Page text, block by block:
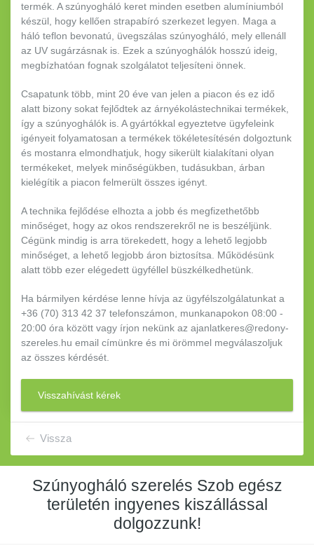
Vissza
termék. A szúnyogháló keret minden esetben alumíniumból
készül, hogy kellően strapabíró szerkezet legyen. Maga a
háló teflon bevonatú, üvegszálas szúnyogháló, mely ellenáll
az UV sugárzásnak is. Ezek a szúnyoghálók hosszú ideig,
megbízhatóan fognak szolgálatot teljesíteni önnek.
Csapatunk több, mint 20 éve van jelen a piacon és ez idő
alatt bizony sokat fejlődtek az árnyékolástechnikai termékek,
így a szúnyoghálók is. A gyártókkal egyeztetve ügyfeleink
igényeit folyamatosan a termékek tökéletesítésén dolgoztunk
és mostanra elmondhatjuk, hogy sikerült kialakítani olyan
termékeket, melyek minőségükben, tudásukban, árban
kielégítik a piacon felmerült összes igényt.
A technika fejlődése elhozta a jobb és megfizethetőbb
minőséget, hogy az okos rendszerekről ne is beszéljünk.
Cégünk mindig is arra törekedett, hogy a lehető legjobb
minőséget, a lehető legjobb áron biztosítsa. Működésünk
alatt több ezer elégedett ügyféllel büszkélkedhetünk.
Ha bármilyen kérdése lenne hívja az ügyfélszolgálatunkat a
+36 (70) 313 42 37 telefonszámon, munkanapokon 08:00 -
20:00 óra között vagy írjon nekünk az ajanlatkeres@redony-
szereles.hu email címünkre és mi örömmel megválaszoljuk
az összes kérdését.
Visszahívást kérek
Szúnyogháló szerelés Szob egész
területén ingyenes kiszállással
dolgozzunk!